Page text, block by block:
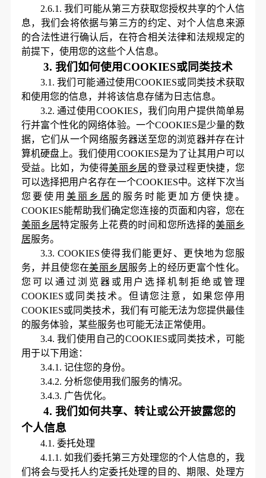
2.6.1. 我们可能从第三方获取您授权共享的个人信
息，我们会将依据与第三方的约定、对个人信息来源
的合法性进行确认后，在符合相关法律和法规规定的
前提下，使用您的这些个人信息。
3.我们如何使用COOKIES或同类技术
3.1.我们可能通过使用COOKIES或同类技术获取
和使用您的信息，并将该信息存储为日志信息。
3.2.通过使用 COOKIES，我们向用户提供简单易
行并富个性化的网络体验。一个COOKIES是少量的数
据，它们从一个网络服务器送至您的浏览器并存在计
算机硬盘上。我们使用COOKIES是为了让其用户可以
受益。比如，为使得美丽乡居的登录过程更快捷，您
可以选择把用户名存在一个COOKIES中。这样下次当
您要使用 美丽乡居 的服务时能更加方便快捷。
COOKIES能帮助我们确定您连接的页面和内容，您在
美丽乡居特定服务上花费的时间和您所选择的美丽乡
居服务。
3.3.COOKIES使得我们能更好、更快地为您服
务，并且使您在美丽乡居服务上的经历更富个性化。
您可以通过浏览器或用户选择机制拒绝或管理
COOKIES或同类技术。但请您注意，如果您停用
COOKIES或同类技术，我们有可能无法为您提供最佳
的服务体验，某些服务也可能无法正常使用。
3.4.我们使用自己的COOKIES或同类技术，可能
用于以下用途：
3.4.1. 记住您的身份。
3.4.2. 分析您使用我们服务的情况。
3.4.3. 广告优化。
4.我们如何共享、转让或公开披露您的
个人信息
4.1. 委托处理
4.1.1. 如我们委托第三方处理您的个人信息的，我
们将会与受托人约定委托处理的目的、期限、处理方